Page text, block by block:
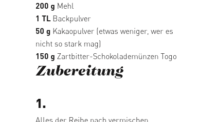
200 g Mehl
1 TL Backpulver
50 g Kakaopulver (etwas weniger, wer es
nicht so stark mag)
150 g Zartbitter-Schokolademünzen Togo
Zubereitung
1.
Alles der Reihe nach vermischen.